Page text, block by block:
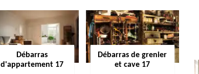
Débarras
d'appartement 17
Débarras de grenier
et cave 17